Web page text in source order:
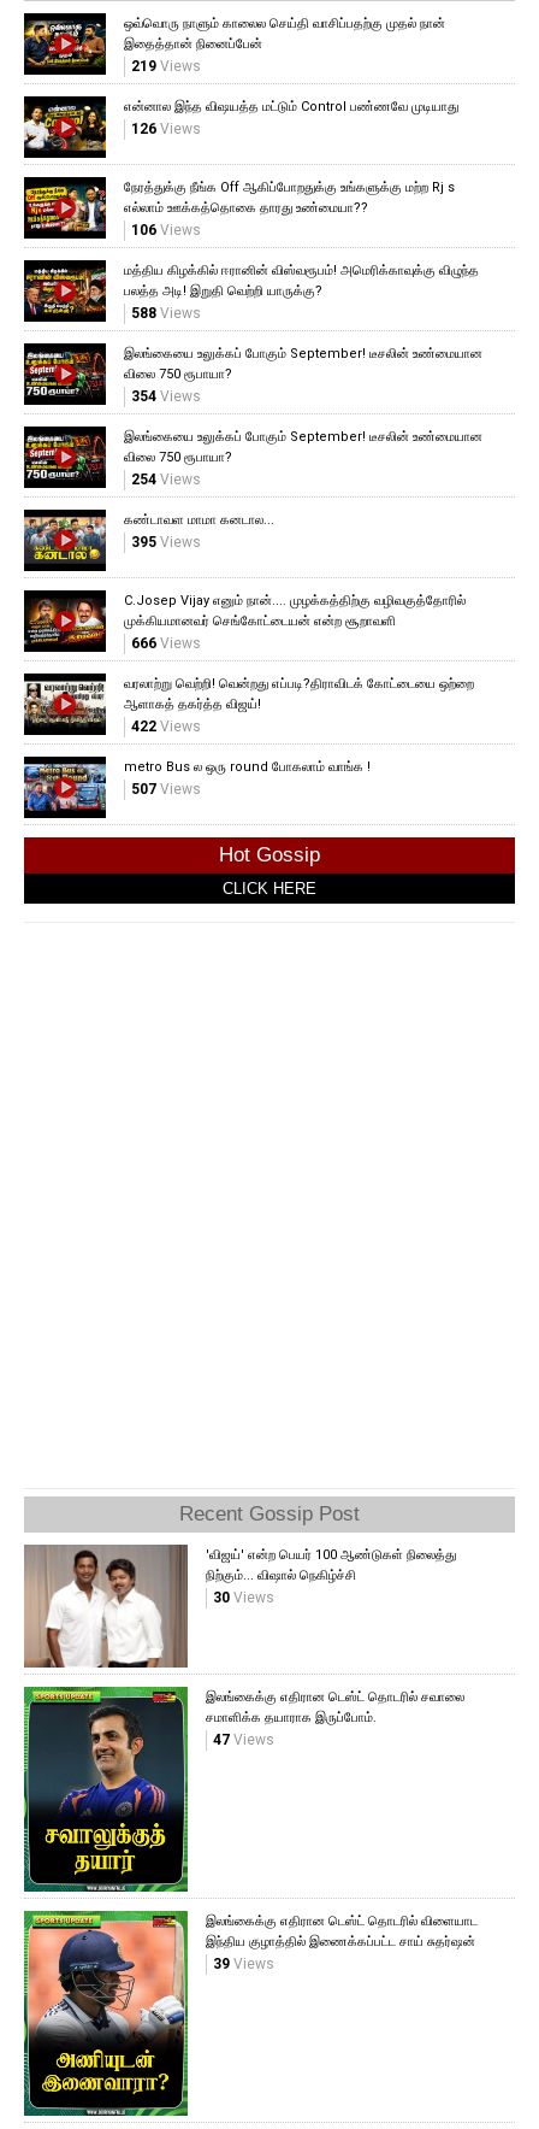
ஒவ்வொரு நாளும் காலைல செய்தி வாசிப்பதற்கு முதல் நான்
இதைத்தான் நினைப்பேன்
219Views
என்னால இந்த விஷயத்த மட்டும் Control பண்ணவே முடியாது
126Views
நேரத்துக்கு நீங்க Off ஆகிப்போறதுக்கு உங்களுக்கு மற்ற Rj s
எல்லாம் ஊக்கத்தொகை தாரது உண்மையா??
106Views
மத்திய கிழக்கில் ஈரானின் விஸ்வரூபம்! அமெரிக்காவுக்கு விழுந்த
பலத்த அடி! இறுதி வெற்றி யாருக்கு?
588Views
இலங்கையை உலுக்கப் போகும் September! டீசலின் உண்மையான
விலை 750 ரூபாயா?
354Views
இலங்கையை உலுக்கப் போகும் September! டீசலின் உண்மையான
விலை 750 ரூபாயா?
254Views
கண்டாவள மாமா கனடால...
395Views
C.Josep Vijay எனும் நான்.... முழக்கத்திற்கு வழிவகுத்தோரில்
முக்கியமானவர் செங்கோட்டையன் என்ற சூறாவளி
666Views
வரலாற்று வெற்றி! வென்றது எப்படி?திராவிடக் கோட்டையை ஒற்றை
ஆளாகத் தகர்த்த விஜய்!
422Views
metro Bus ல ஒரு round போகலாம் வாங்க !
507Views
Hot Gossip
CLICK HERE
Recent Gossip Post
'விஜய்' என்ற பெயர் 100 ஆண்டுகள் நிலைத்து
நிற்கும்... விஷால் நெகிழ்ச்சி
30Views
இலங்கைக்கு எதிரான டெஸ்ட் தொடரில் சவாலை
சமாளிக்க தயாராக இருப்போம்.
47Views
இலங்கைக்கு எதிரான டெஸ்ட் தொடரில் விளையாட
இந்திய குழாத்தில் இணைக்கப்பட்ட சாய் சுதர்ஷன்
39Views